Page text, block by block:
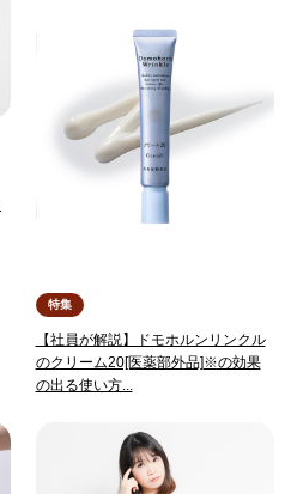
特集
【社員が解説】ドモホルンリンクル
のクリーム20[医薬部外品]※の効果
の出る使い方...